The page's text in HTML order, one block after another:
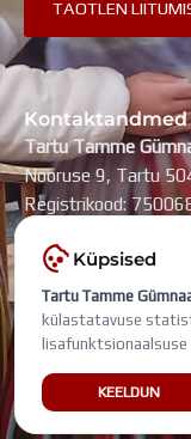
Kontaktandmed
Tartu Tamme
Nooruse 9, Tartu
Registrikood:
KONTAKTID
SearchSearch
Küpsised
Tartu Tamme
külastatavuse
KEELDUN